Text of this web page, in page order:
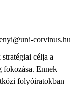
corvinus.hu
célja a
fokozása. Ennek
folyóiratokban